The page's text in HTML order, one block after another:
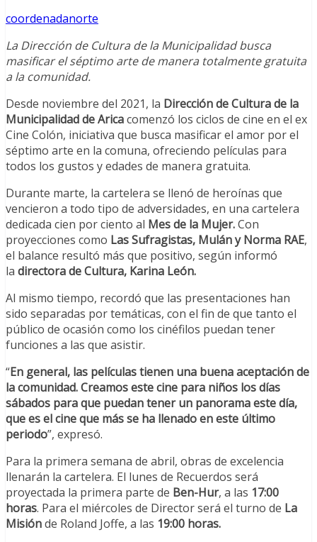
coordenadanorte
La Dirección de Cultura de la Municipalidad busca
masificar el séptimo arte de manera totalmente gratuita
a la comunidad.
Desde noviembre del 2021, la Dirección de Cultura de la
Municipalidad de Aricacomenzó los ciclos de cine en el ex
Cine Colón, iniciativa que busca masificar el amor por el
séptimo arte en la comuna, ofreciendo películas para
todos los gustos y edades de manera gratuita.
Durante marte, la cartelera se llenó de heroínas que
vencieron a todo tipo de adversidades, en una cartelera
dedicada cien por ciento al Mes de la Mujer.Con
proyecciones como Las Sufragistas, Mulán y Norma RAE,
el balance resultó más que positivo, según informó
la directora de Cultura, Karina León.
Al mismo tiempo, recordó que las presentaciones han
sido separadas por temáticas, con el fin de que tanto el
público de ocasión como los cinéfilos puedan tener
funciones a las que asistir.
“En general, las películas tienen una buena aceptación de
la comunidad. Creamos este cine para niños los días
sábados para que puedan tener un panorama este día,
que es el cine que más se ha llenado en este último
periodo”, expresó.
Para la primera semana de abril, obras de excelencia
llenarán la cartelera. El lunes de Recuerdos será
proyectada la primera parte de Ben-Hur, a las 17:00
horas. Para el miércoles de Director será el turno de La
Misiónde Roland Joffe, a las 19:00 horas.